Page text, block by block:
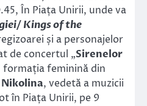
În Piața Unirii, unde va
Kings of the
și a personajelor
de concertul „Sirenelor
formația feminină din
Nikolina, vedetă a muzicii
în Piața Unirii, pe 9